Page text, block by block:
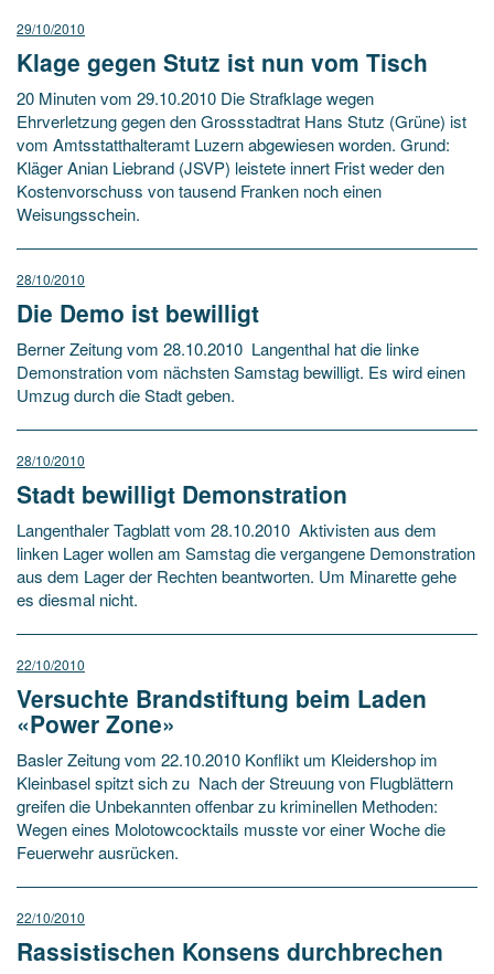
29/10/2010
Klage gegen Stutz ist nun vom Tisch
20 Minuten vom 29.10.2010 Die Strafklage wegen
Ehrverletzung gegen den Grossstadtrat Hans Stutz (Grüne) ist
vom Amtsstatthalteramt Luzern abgewiesen worden. Grund:
Kläger Anian Liebrand (JSVP) leistete innert Frist weder den
Kostenvorschuss von tausend Franken noch einen
Weisungsschein.
28/10/2010
Die Demo ist bewilligt
Berner Zeitung vom 28.10.2010 Langenthal hat die linke
Demonstration vom nächsten Samstag bewilligt. Es wird einen
Umzug durch die Stadt geben.
28/10/2010
Stadt bewilligt Demonstration
Langenthaler Tagblatt vom 28.10.2010 Aktivisten aus dem
linken Lager wollen am Samstag die vergangene Demonstration
aus dem Lager der Rechten beantworten. Um Minarette gehe
es diesmal nicht.
22/10/2010
Versuchte Brandstiftung beim Laden
«Power Zone»
Basler Zeitung vom 22.10.2010 Konflikt um Kleidershop im
Kleinbasel spitzt sich zu Nach der Streuung von Flugblättern
greifen die Unbekannten offenbar zu kriminellen Methoden:
Wegen eines Molotowcocktails musste vor einer Woche die
Feuerwehr ausrücken.
22/10/2010
Rassistischen Konsens durchbrechen